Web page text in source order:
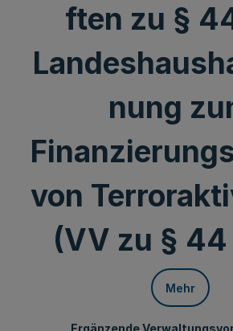
ften zu §
nung
von
(VV zu § 44
Mehr
Ergänzende